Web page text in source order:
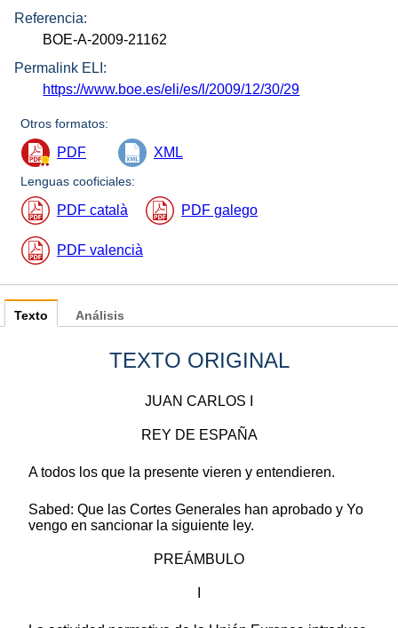
Referencia:
BOE-A-2009-21162
Permalink ELI:
https://www.boe.es/eli/es/l/2009/12/30/29
Otros formatos:
PDF XML
Lenguas cooficiales:
PDF català PDF galego
PDF valencià
Texto
TEXTO ORIGINAL
JUAN CARLOS I
REY DE ESPAÑA
A todos los que la presente vieren y entendieren.
Sabed: Que las Cortes Generales han aprobado y Yo
vengo en sancionar la siguiente ley.
PREÁMBULO
Análisis